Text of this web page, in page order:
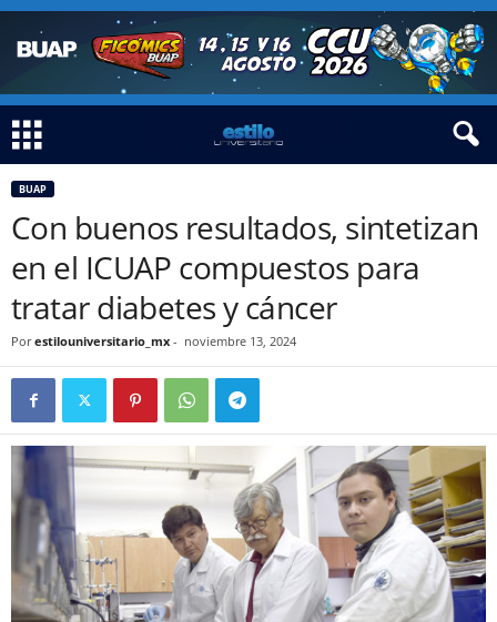
BUAP
Con buenos resultados, sintetizan
en el ICUAP compuestos para
tratar diabetes y cáncer
Por estilouniversitario_mx - noviembre 13, 2024